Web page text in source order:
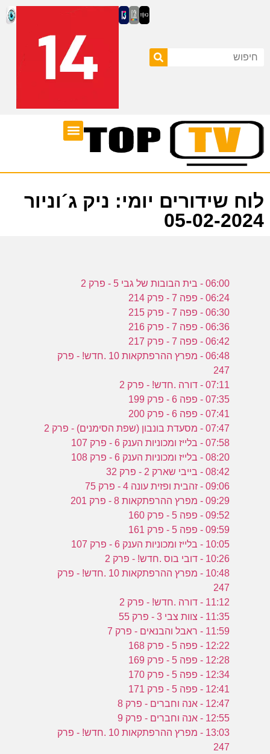
לוח שידורים יומי: ניק ג´וניור
05-02-2024
06:00 - בית הבובות של גבי 5 - פרק 2
06:24 - פפה 7 - פרק 214
06:30 - פפה 7 - פרק 215
06:36 - פפה 7 - פרק 216
06:42 - פפה 7 - פרק 217
06:48 - מפרץ ההרפתקאות 10 .חדש! - פרק
247
07:11 - דורה .חדש! - פרק 2
07:35 - פפה 6 - פרק 199
07:41 - פפה 6 - פרק 200
07:47 - מסעדת בונבון (שפת הסימנים) - פרק 2
07:58 - בלייז ומכוניות הענק 6 - פרק 107
08:20 - בלייז ומכוניות הענק 6 - פרק 108
08:42 - בייבי שארק 2 - פרק 32
09:06 - זהבית ופזית עונה 4 - פרק 75
09:29 - מפרץ ההרפתקאות 8 - פרק 201
09:52 - פפה 5 - פרק 160
09:59 - פפה 5 - פרק 161
10:05 - בלייז ומכוניות הענק 6 - פרק 107
10:26 - דובי בוס .חדש! - פרק 2
10:48 - מפרץ ההרפתקאות 10 .חדש! - פרק
247
11:12 - דורה .חדש! - פרק 2
11:35 - צוות צבי 3 - פרק 55
11:59 - ראבל והבנאים - פרק 7
12:22 - פפה 5 - פרק 168
12:28 - פפה 5 - פרק 169
12:34 - פפה 5 - פרק 170
12:41 - פפה 5 - פרק 171
12:47 - אנה וחברים - פרק 8
12:55 - אנה וחברים - פרק 9
13:03 - מפרץ ההרפתקאות 10 .חדש! - פרק
247